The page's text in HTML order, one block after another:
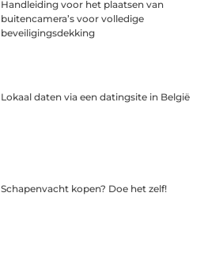
Handleiding voor het plaatsen van
buitencamera’s voor volledige
beveiligingsdekking
Lokaal daten via een datingsite in België
Schapenvacht kopen? Doe het zelf!